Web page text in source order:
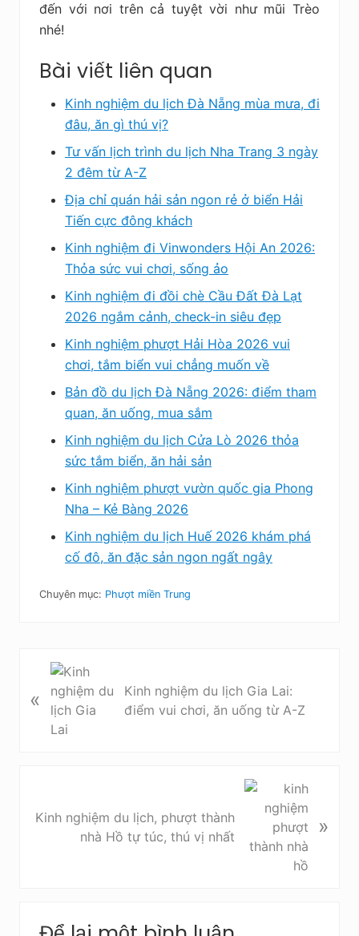
đến với nơi trên cả tuyệt vời như mũi Trèo
nhé!
Bài viết liên quan
Kinh nghiệm du lịch Đà Nẵng mùa mưa, đi
đâu, ăn gì thú vị?
Tư vấn lịch trình du lịch Nha Trang 3 ngày
2 đêm từ A-Z
Địa chỉ quán hải sản ngon rẻ ở biển Hải
Tiến cực đông khách
Kinh nghiệm đi Vinwonders Hội An 2026:
Thỏa sức vui chơi, sống ảo
Kinh nghiệm đi đồi chè Cầu Đất Đà Lạt
2026 ngắm cảnh, check-in siêu đẹp
Kinh nghiệm phượt Hải Hòa 2026 vui
chơi, tắm biển vui chẳng muốn về
Bản đồ du lịch Đà Nẵng 2026: điểm tham
quan, ăn uống, mua sắm
Kinh nghiệm du lịch Cửa Lò 2026 thỏa
sức tắm biển, ăn hải sản
Kinh nghiệm phượt vườn quốc gia Phong
Nha – Kẻ Bàng 2026
Kinh nghiệm du lịch Huế 2026 khám phá
cố đô, ăn đặc sản ngon ngất ngây
Chuyên mục: Phượt miền Trung
i
r
«
Kinh nghiệm du lịch Gia Lai:
điểm vui chơi, ăn uống từ A-Z
Kinh nghiệm du lịch, phượt thành
nhà Hồ tự túc, thú vị nhất
»